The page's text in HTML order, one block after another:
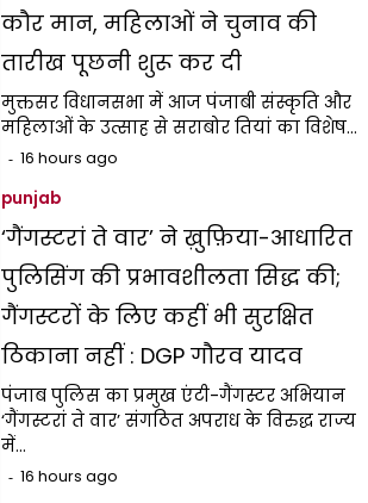
कौर मान, महिलाओं ने चुनाव की
तारीख पूछनी शुरू कर दी
मुक्तसर विधानसभा में आज पंजाबी संस्कृति और
महिलाओं के उत्साह से सराबोर तियां का विशेष…
16 hours ago
punjab
‘गैंगस्टरां ते वार’ ने ख़ुफ़िया-आधारित
पुलिसिंग की प्रभावशीलता सिद्ध की;
गैंगस्टरों के लिए कहीं भी सुरक्षित
ठिकाना नहीं : DGP गौरव यादव
पंजाब पुलिस का प्रमुख एंटी-गैंगस्टर अभियान
‘गैंगस्टरां ते वार’ संगठित अपराध के विरुद्ध राज्य
में…
16 hours ago